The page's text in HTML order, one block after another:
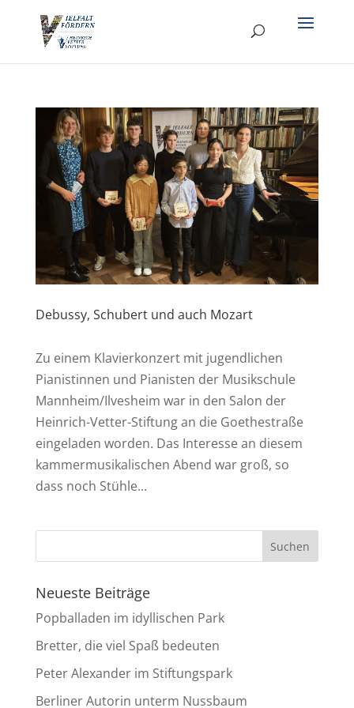
Debussy, Schubert und auch Mozart
Zu einem Klavierkonzert mit jugendlichen
Pianistinnen und Pianisten der Musikschule
Mannheim/Ilvesheim war in den Salon der
Heinrich-Vetter-Stiftung an die Goethestraße
eingeladen worden. Das Interesse an diesem
kammermusikalischen Abend war groß, so
dass noch Stühle...
Neueste Beiträge
Popballaden im idyllischen Park
Bretter, die viel Spaß bedeuten
Peter Alexander im Stiftungspark
Berliner Autorin unterm Nussbaum